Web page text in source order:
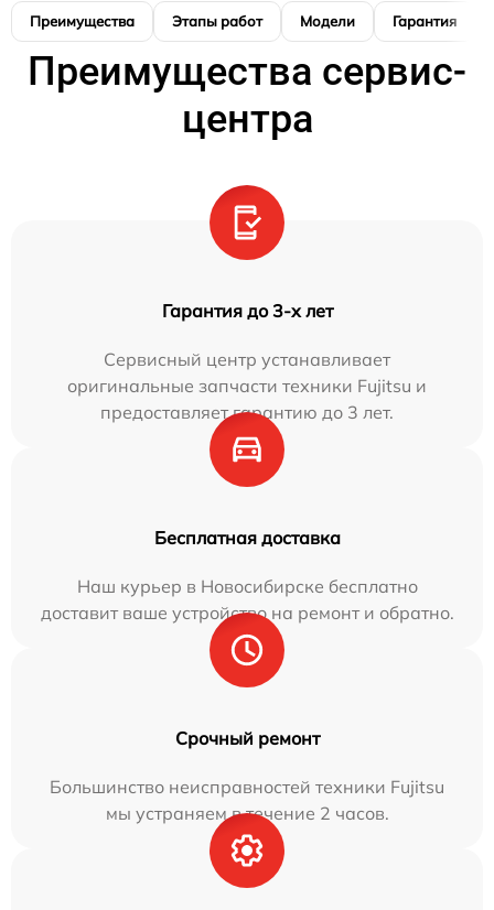
Преимущества Этапы работ Модели Гарантия
Преимущества сервис-
центра
Гарантия до 3-х лет
Сервисный центр устанавливает
оригинальные запчасти техники Fujitsu и
предоставляет гарантию до 3 лет.
Бесплатная доставка
Наш курьер в Новосибирске бесплатно
доставит ваше устройство на ремонт и обратно.
Срочный ремонт
Большинство неисправностей техники Fujitsu
мы устраняем в течение 2 часов.